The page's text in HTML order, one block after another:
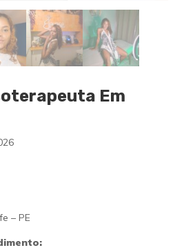
Em
– PE